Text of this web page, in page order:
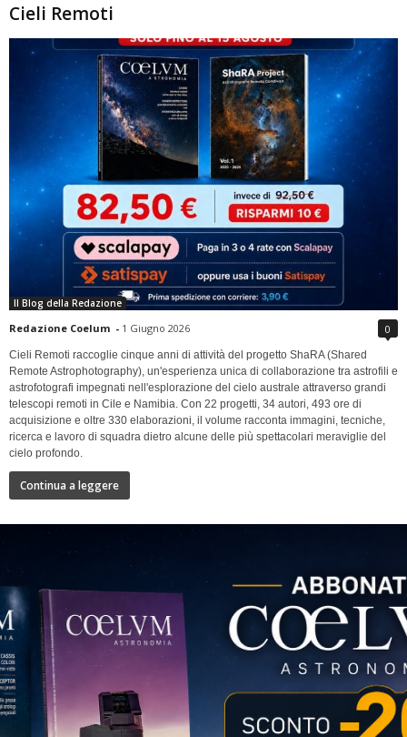
Cieli Remoti
Il Blog della Redazione
Redazione Coelum - 1 Giugno 2026 0
Cieli Remoti raccoglie cinque anni di attività del progetto ShaRA (Shared
Remote Astrophotography), un'esperienza unica di collaborazione tra astrofili e
astrofotografi impegnati nell'esplorazione del cielo australe attraverso grandi
telescopi remoti in Cile e Namibia. Con 22 progetti, 34 autori, 493 ore di
acquisizione e oltre 330 elaborazioni, il volume racconta immagini, tecniche,
ricerca e lavoro di squadra dietro alcune delle più spettacolari meraviglie del
cielo profondo.
Continua a leggere